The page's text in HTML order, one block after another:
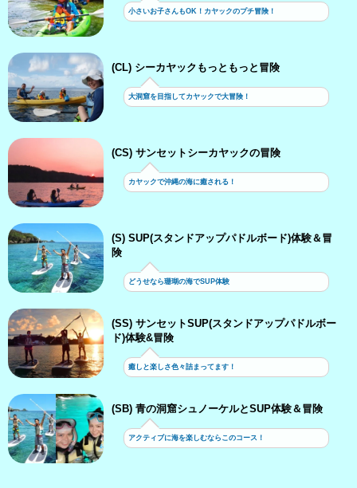
小さいお子さんもOK！カヤックのプチ冒険！
(CL) シーカヤックもっともっと冒険
大洞窟を目指してカヤックで大冒険！
(CS) サンセットシーカヤックの冒険
カヤックで沖縄の海に癒される！
(S) SUP(スタンドアップパドルボード)体験＆冒
険
どうせなら珊瑚の海でSUP体験
(SS) サンセットSUP(スタンドアップパドルボー
ド)体験&冒険
癒しと楽しさ色々詰まってます！
(SB) 青の洞窟シュノーケルとSUP体験＆冒険
アクティブに海を楽しむならこのコース！